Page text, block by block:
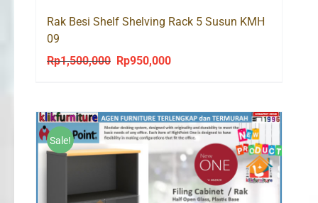
Rak Besi Shelf Shelving Rack 5 Susun KMH
09
Rp1,500,000
Original
Rp1,500,000.
Rp950,000Current
Rp950,000.
Sale!